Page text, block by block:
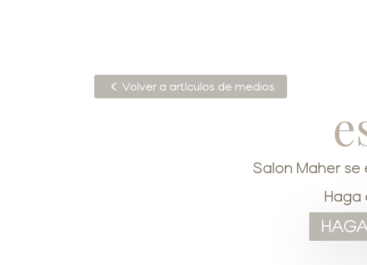
Volver a artículos de medios
Salon Maher se
Haga